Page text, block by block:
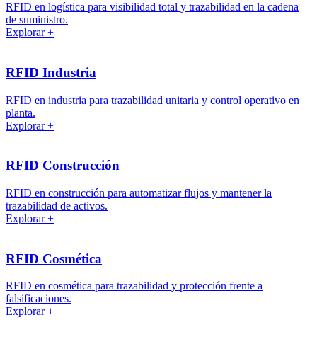
RFID en logística para visibilidad total y trazabilidad en la cadena
de suministro.
Explorar +
RFID Industria
RFID en industria para trazabilidad unitaria y control operativo en
planta.
Explorar +
RFID Construcción
RFID en construcción para automatizar flujos y mantener la
trazabilidad de activos.
Explorar +
RFID Cosmética
RFID en cosmética para trazabilidad y protección frente a
falsificaciones.
Explorar +